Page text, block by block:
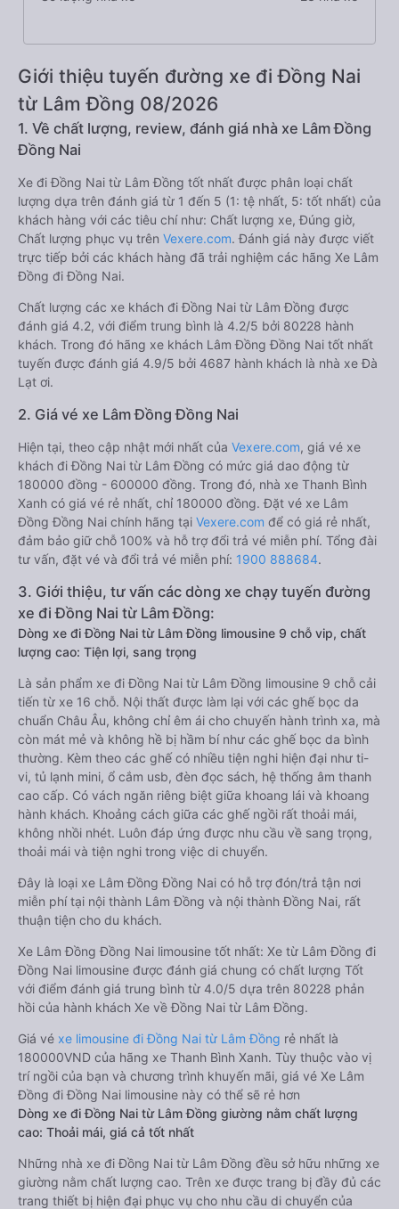
Giới thiệu tuyến đường xe đi Đồng Nai
từ Lâm Đồng 08/2026
1. Về chất lượng, review, đánh giá nhà xe Lâm Đồng
Đồng Nai
Xe đi Đồng Nai từ Lâm Đồng tốt nhất được phân loại chất
lượng dựa trên đánh giá từ 1 đến 5 (1: tệ nhất, 5: tốt nhất) của
khách hàng với các tiêu chí như: Chất lượng xe, Đúng giờ,
Chất lượng phục vụ trên Vexere.com. Đánh giá này được viết
trực tiếp bởi các khách hàng đã trải nghiệm các hãng Xe Lâm
Đồng đi Đồng Nai.
Chất lượng các xe khách đi Đồng Nai từ Lâm Đồng được
đánh giá 4.2, với điểm trung bình là 4.2/5 bởi 80228 hành
khách. Trong đó hãng xe khách Lâm Đồng Đồng Nai tốt nhất
tuyến được đánh giá 4.9/5 bởi 4687 hành khách là nhà xe Đà
Lạt ơi.
2. Giá vé xe Lâm Đồng Đồng Nai
Hiện tại, theo cập nhật mới nhất của Vexere.com, giá vé xe
khách đi Đồng Nai từ Lâm Đồng có mức giá dao động từ
180000 đồng - 600000 đồng. Trong đó, nhà xe Thanh Bình
Xanh có giá vé rẻ nhất, chỉ 180000 đồng. Đặt vé xe Lâm
Đồng Đồng Nai chính hãng tại Vexere.com để có giá rẻ nhất,
đảm bảo giữ chỗ 100% và hỗ trợ đổi trả vé miễn phí. Tổng đài
tư vấn, đặt vé và đổi trả vé miễn phí: 1900 888684.
3. Giới thiệu, tư vấn các dòng xe chạy tuyến đường
xe đi Đồng Nai từ Lâm Đồng:
Dòng xe đi Đồng Nai từ Lâm Đồng limousine 9 chỗ vip, chất
lượng cao: Tiện lợi, sang trọng
Là sản phẩm xe đi Đồng Nai từ Lâm Đồng limousine 9 chỗ cải
tiến từ xe 16 chỗ. Nội thất được làm lại với các ghế bọc da
chuẩn Châu Âu, không chỉ êm ái cho chuyến hành trình xa, mà
còn mát mẻ và không hề bị hầm bí như các ghế bọc da bình
thường. Kèm theo các ghế có nhiều tiện nghi hiện đại như ti-
vi, tủ lạnh mini, ổ cắm usb, đèn đọc sách, hệ thống âm thanh
cao cấp. Có vách ngăn riêng biệt giữa khoang lái và khoang
hành khách. Khoảng cách giữa các ghế ngồi rất thoải mái,
không nhồi nhét. Luôn đáp ứng được nhu cầu về sang trọng,
thoải mái và tiện nghi trong việc di chuyển.
Đây là loại xe Lâm Đồng Đồng Nai có hỗ trợ đón/trả tận nơi
miễn phí tại nội thành Lâm Đồng và nội thành Đồng Nai, rất
thuận tiện cho du khách.
Xe Lâm Đồng Đồng Nai limousine tốt nhất: Xe từ Lâm Đồng đi
Đồng Nai limousine được đánh giá chung có chất lượng Tốt
với điểm đánh giá trung bình từ 4.0/5 dựa trên 80228 phản
hồi của hành khách Xe về Đồng Nai từ Lâm Đồng.
Giá vé xe limousine đi Đồng Nai từ Lâm Đồng rẻ nhất là
180000VND của hãng xe Thanh Bình Xanh. Tùy thuộc vào vị
trí ngồi của bạn và chương trình khuyến mãi, giá vé Xe Lâm
Đồng đi Đồng Nai limousine này có thể sẽ rẻ hơn
Dòng xe đi Đồng Nai từ Lâm Đồng giường nằm chất lượng
cao: Thoải mái, giá cả tốt nhất
Những nhà xe đi Đồng Nai từ Lâm Đồng đều sở hữu những xe
giường nằm chất lượng cao. Trên xe được trang bị đầy đủ các
trang thiết bị hiện đại phục vụ cho nhu cầu di chuyển của